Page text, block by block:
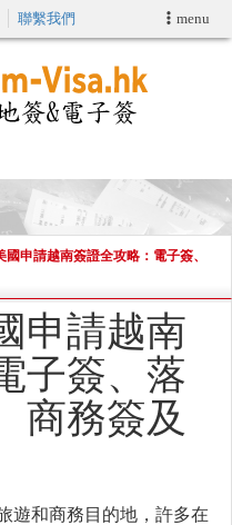
menu
聯繫我們
簽證
快速通關服务
E-VISA服務
緊急電子簽證
簽證狀態
國申請越南簽證全攻略：電子簽、
申請越南
子簽、落
商務簽及
遊和商務目的地，許多在